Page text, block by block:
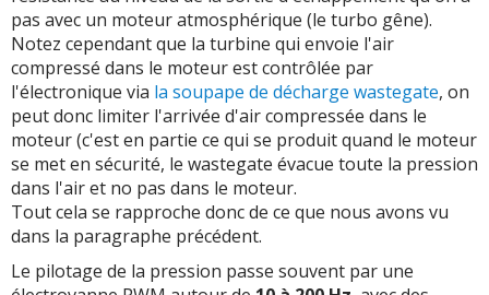
pas avec un moteur atmosphérique (le turbo gêne).
Notez cependant que la turbine qui envoie l'air
compressé dans le moteur est contrôlée par
l'électronique via la soupape de décharge wastegate, on
peut donc limiter l'arrivée d'air compressée dans le
moteur (c'est en partie ce qui se produit quand le moteur
se met en sécurité, le wastegate évacue toute la pression
dans l'air et no pas dans le moteur.
Tout cela se rapproche donc de ce que nous avons vu
dans la paragraphe précédent.
Le pilotage de la pression passe souvent par une